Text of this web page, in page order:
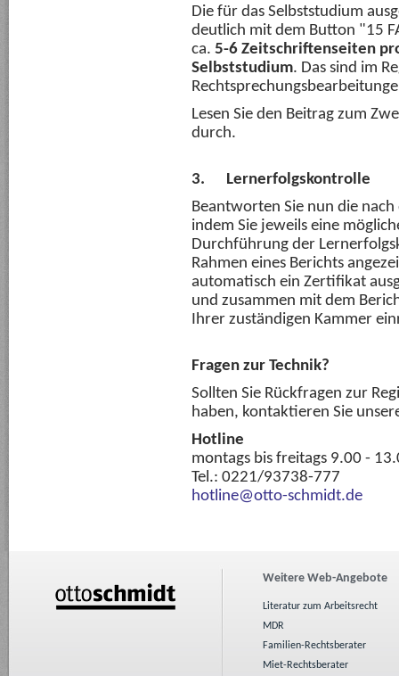
Die für das Selbststudium
deutlich mit dem Button "15
ca. 5-6 Zeitschriftenseiten
Selbststudium. Das sind im
Lesen Sie den Beitrag zum
durch.
3. Lernerfolgskontrolle
Beantworten Sie nun die
indem Sie jeweils eine
Durchführung der
Rahmen eines Berichts
automatisch ein Zertifikat
und zusammen mit dem
Ihrer zuständigen Kammer
Fragen zur Technik?
Sollten Sie Rückfragen zur
haben, kontaktieren Sie
Hotline
montags bis freitags 9.00 -
Tel.: 0221/93738-777
hotline@otto-schmidt.de
Weitere Web-Angebote
Literatur zum Arbeitsrecht
MDR
Familien-Rechtsberater
Miet-Rechtsberater